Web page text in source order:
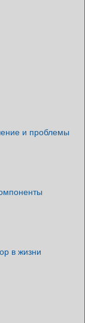
и проблемы
в жизни